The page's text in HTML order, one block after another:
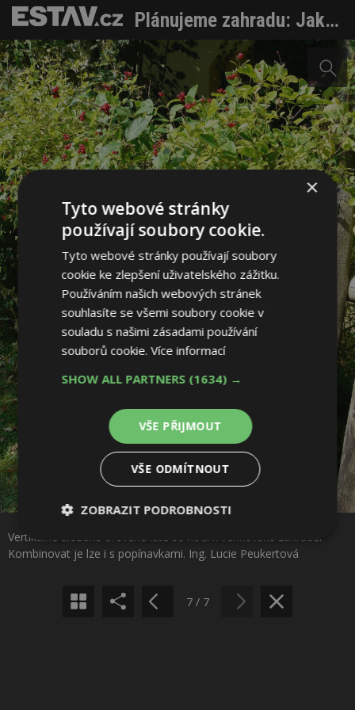
Plánujeme zahradu: Jak si poradit se svahy a zajistit soukromí
Vertikálně uložené dřevěné latě se hodí k venkovské zahradě.
Kombinovat je lze i s popínavkami. Ing. Lucie Peukertová
Sdílet na Pinterestu
7 / 7
×
Tyto webové stránky
používají soubory cookie.
Tyto webové stránky používají soubory
cookie ke zlepšení uživatelského zážitku.
Používáním našich webových stránek
souhlasíte se všemi soubory cookie v
souladu s našimi zásadami používání
souborů cookie.Více informací
SHOW ALL PARTNERS (1634) →
VŠE PŘIJMOUT
VŠE ODMÍTNOUT
ZOBRAZIT PODROBNOSTI
Nezbytně
nutné
Výkonové
soubory
Soubory
cílení